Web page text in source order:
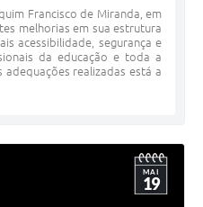
Francisco de Miranda, em
melhorias em sua estrutura
acessibilidade, segurança e
da educação e toda a
realizadas está a
MAI
19